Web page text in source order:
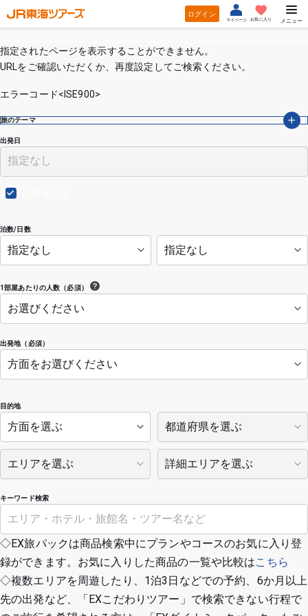
ログイン
マイページ お気に入り メニュー
指定されたページを表示することができません。
URLをご確認いただくか、再度設定してご検索ください。
エラーコード<ISE900>
出発地（必須）
出発日
泊数/日数
1部屋あたりの人数（必須）
目的地
キーワード検索
旅のテーマ
◇EX旅パックは商品検索中にプランやコースのお気に入り登
録ができます。お気に入りした商品の一覧や比較はこちら
◇複数エリアを周遊したり、1泊3日などでの予約、6か月以上
先の出発など、「EXこだわりツアー」で検索できない行程で